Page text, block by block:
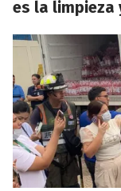
es la limpieza